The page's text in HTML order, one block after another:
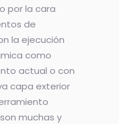
por la cara
de
la ejecución
como
actual o con
capa exterior
muchas y